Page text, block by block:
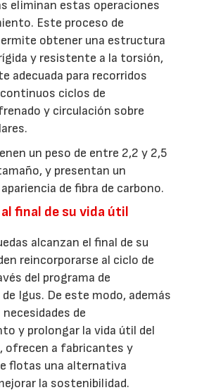
eliminan estas operaciones
Este proceso de
obtener una estructura
y resistente a la torsión,
adecuada para recorridos
ciclos de
y circulación sobre
un peso de entre 2,2 y 2,5
y presentan un
de fibra de carbono.
final de su vida útil
alcanzan el final de su
reincorporarse al ciclo de
del programa de
Igus. De este modo, además
de
y prolongar la vida útil del
ofrecen a fabricantes y
flotas una alternativa
la sostenibilidad.